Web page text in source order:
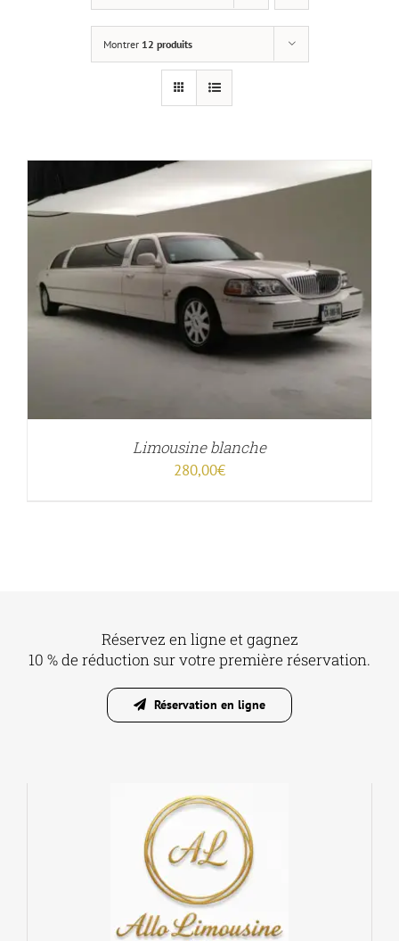
Montrer 12 produits
Limousine blanche
280,00€
Réservez en ligne et gagnez
10 % de réduction sur votre première réservation.
Réservation en ligne